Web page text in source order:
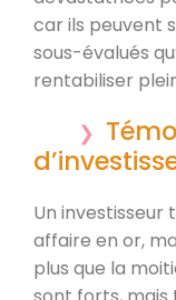
car ils peuvent
sous-évalués
rentabiliser
Un investisseur
affaire en or,
plus que la